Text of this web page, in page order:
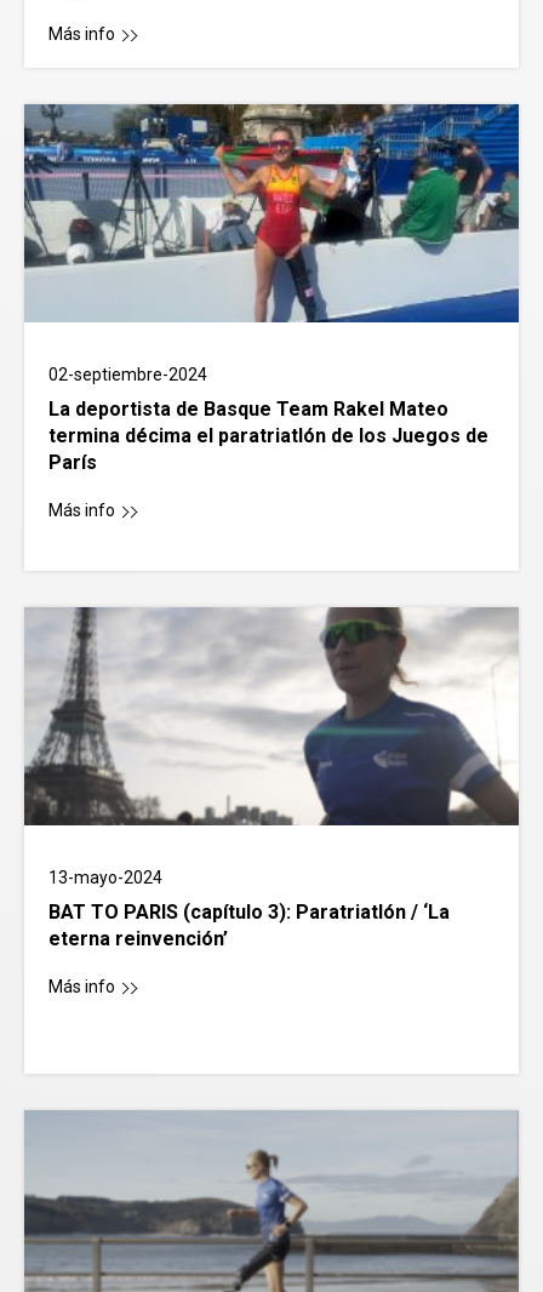
Más info
02-septiembre-2024
La deportista de Basque Team Rakel Mateo
termina décima el paratriatlón de los Juegos de
París
Más info
13-mayo-2024
BAT TO PARIS (capítulo 3): Paratriatlón / ‘La
eterna reinvención’
Más info